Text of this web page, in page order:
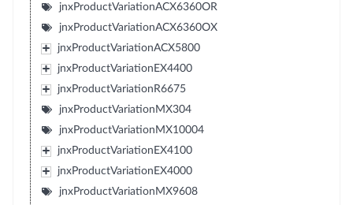
jnxProductVariationACX6360OR
jnxProductVariationACX6360OX
jnxProductVariationACX5800
jnxProductVariationEX4400
jnxProductVariationR6675
jnxProductVariationMX304
jnxProductVariationMX10004
jnxProductVariationEX4100
jnxProductVariationEX4000
jnxProductVariationMX9608